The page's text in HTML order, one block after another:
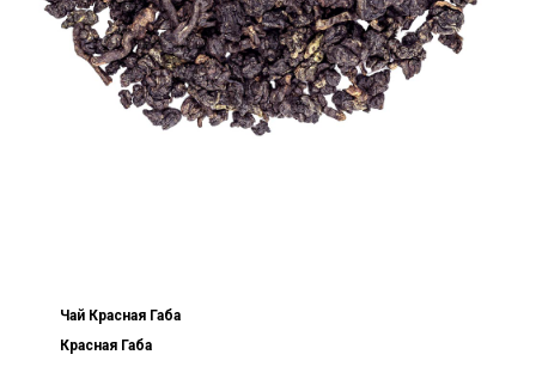
Чай Красная Габа
Красная Габа